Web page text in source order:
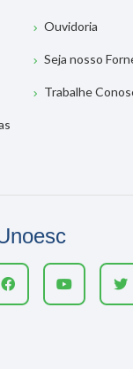
Ouvidoria
Seja nosso
Trabalhe